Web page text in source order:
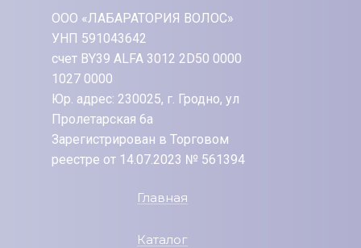
ООО «ЛАБАРАТОРИЯ ВОЛОС»
УНП 591043642
счет BY39 ALFA 3012 2D50 0000
1027 0000
Юр. адрес: 230025, г. Гродно, ул
Пролетарская 6а
Зарегистрирован в Торговом
реестре от 14.07.2023 № 561394
Главная
Каталог